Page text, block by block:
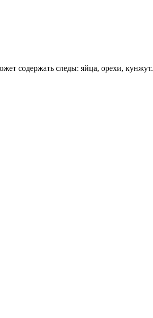
содержать следы: яйца, орехи, кунжут.